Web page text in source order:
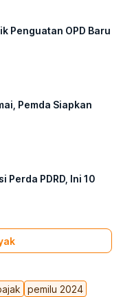
pemilu 2024
Penguatan OPD Baru
Pemda Siapkan
Perda PDRD, Ini 10